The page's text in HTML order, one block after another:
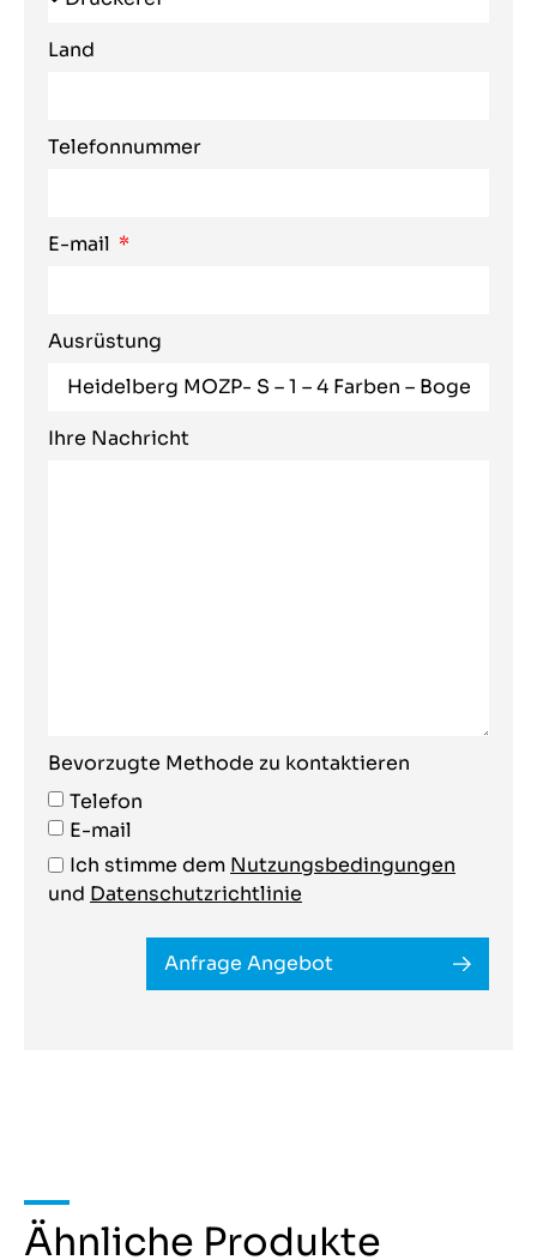
Land
Telefonnummer
E-mail
Ausrüstung
Ihre Nachricht
Bevorzugte Methode zu kontaktieren
Telefon
E-mail
Ich stimme dem Nutzungsbedingungen
und Datenschutzrichtlinie
Anfrage Angebot
Ähnliche Produkte